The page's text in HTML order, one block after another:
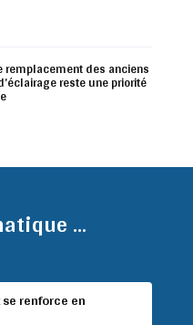
remplacement des anciens
reste une priorité
...
renforce en